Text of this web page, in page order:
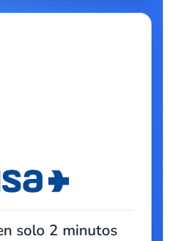
solo 2 minutos